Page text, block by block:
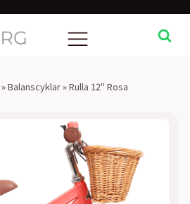
»Balanscyklar»Rulla 12" Rosa